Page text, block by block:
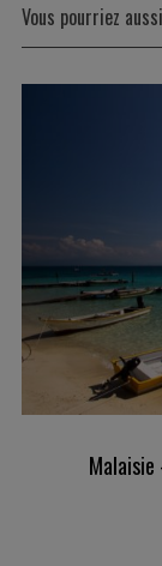
Vous pourriez
Malaisie